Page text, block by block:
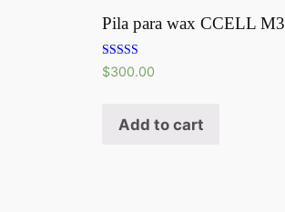
Pila para wax CCELL M3
Rated
5.00
$300.00
Add to cart